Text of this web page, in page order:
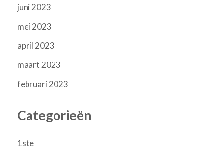
juni 2023
mei 2023
april 2023
maart 2023
februari 2023
Categorieën
1ste